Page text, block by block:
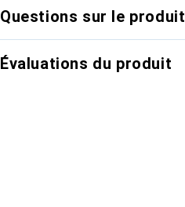
Questions sur le produit
Évaluations du produit